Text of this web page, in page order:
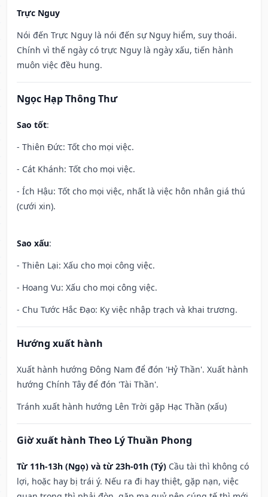
Trực Nguy
Nói đến Trực Nguy là nói đến sự Nguy hiểm, suy thoái.
Chính vì thế ngày có trực Nguy là ngày xấu, tiến hành
muôn việc đều hung.
Ngọc Hạp Thông Thư
Sao tốt:
- Thiên Đức: Tốt cho mọi việc.
- Cát Khánh: Tốt cho mọi việc.
- Ích Hậu: Tốt cho mọi việc, nhất là việc hôn nhân giá thú
(cưới xin).
Sao xấu:
- Thiên Lại: Xấu cho mọi công việc.
- Hoang Vu: Xấu cho mọi công việc.
- Chu Tước Hắc Đạo: Kỵ việc nhập trạch và khai trương.
Hướng xuất hành
Xuất hành hướng Đông Nam để đón 'Hỷ Thần'. Xuất hành
hướng Chính Tây để đón 'Tài Thần'.
Tránh xuất hành hướng Lên Trời gặp Hạc Thần (xấu)
Giờ xuất hành Theo Lý Thuần Phong
Từ 11h-13h (Ngọ) và từ 23h-01h (Tý) Cầu tài thì không có
lợi, hoặc hay bị trái ý. Nếu ra đi hay thiệt, gặp nạn, việc